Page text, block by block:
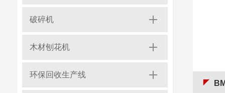
破碎机
木材刨花机
环保回收生产线